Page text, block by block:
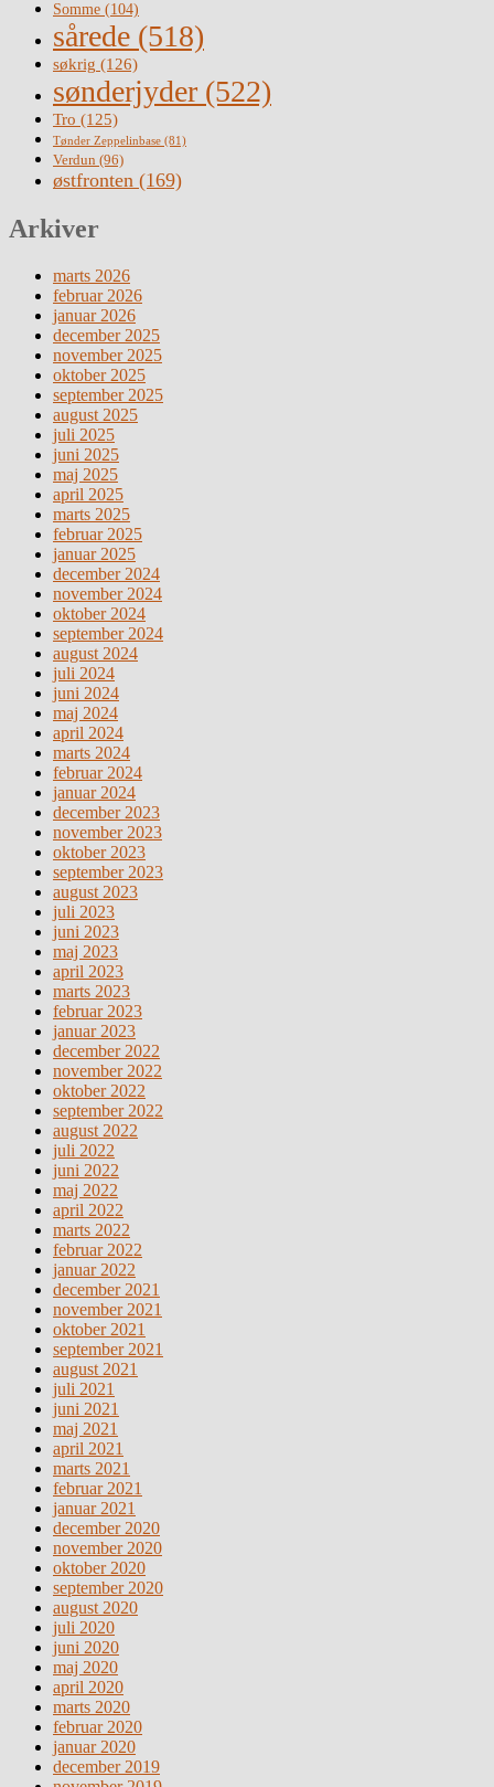
Somme (104)
sårede (518)
søkrig (126)
sønderjyder (522)
Tro (125)
Tønder Zeppelinbase (81)
Verdun (96)
østfronten (169)
Arkiver
marts 2026
februar 2026
januar 2026
december 2025
november 2025
oktober 2025
september 2025
august 2025
juli 2025
juni 2025
maj 2025
april 2025
marts 2025
februar 2025
januar 2025
december 2024
november 2024
oktober 2024
september 2024
august 2024
juli 2024
juni 2024
maj 2024
april 2024
marts 2024
februar 2024
januar 2024
december 2023
november 2023
oktober 2023
september 2023
august 2023
juli 2023
juni 2023
maj 2023
april 2023
marts 2023
februar 2023
januar 2023
december 2022
november 2022
oktober 2022
september 2022
august 2022
juli 2022
juni 2022
maj 2022
april 2022
marts 2022
februar 2022
januar 2022
december 2021
november 2021
oktober 2021
september 2021
august 2021
juli 2021
juni 2021
maj 2021
april 2021
marts 2021
februar 2021
januar 2021
december 2020
november 2020
oktober 2020
september 2020
august 2020
juli 2020
juni 2020
maj 2020
april 2020
marts 2020
februar 2020
januar 2020
december 2019